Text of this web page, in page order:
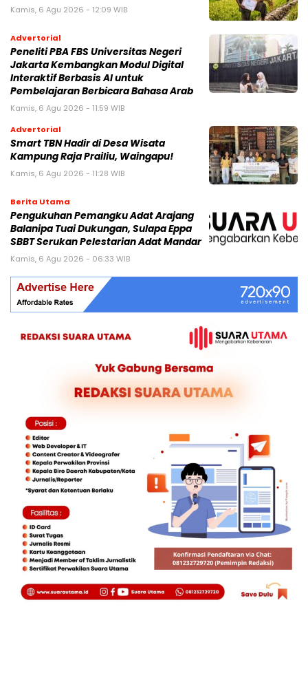
Kamis, 6 Agu 2026 - 12:09 WIB
Advertorial
Peneliti PBA FBS Universitas Negeri
Jakarta Kembangkan Modul Digital
Interaktif Berbasis AI untuk
Pembelajaran Berbicara Bahasa Arab
Kamis, 6 Agu 2026 - 11:59 WIB
Advertorial
Smart TBN Hadir di Desa Wisata
Kampung Raja Prailiu, Waingapu!
Kamis, 6 Agu 2026 - 11:28 WIB
Berita Utama
Pengukuhan Pemangku Adat Arajang
Balanipa Tuai Dukungan, Sulapa Eppa
SBBT Serukan Pelestarian Adat Mandar
Kamis, 6 Agu 2026 - 06:33 WIB